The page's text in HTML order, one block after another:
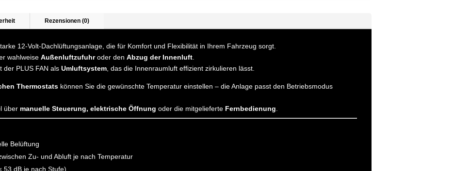
Modell,
Rezensionen (0)
12-Volt-Dachlüftungsanlage, die für Komfort und Flexibilität in Ihrem Fahrzeug sorgt.
wahlweise Außenluftzufuhroder den Abzug der Innenluft
der PLUS FAN als Umluftsystem , das die Innenraumluft effizient zirkulieren lässt.
Thermostats können Sie die gewünschte Temperatur einstellen – die Anlage passt den Betriebsmodus
über manuelle Steuerung, elektrische Öffnung oder die mitgelieferte Fernbedienung
Belüftung
Zu- und Abluft je nach Temperatur
53 dB je nach Stufe)